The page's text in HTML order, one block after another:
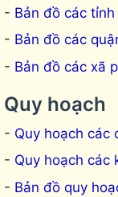
Bản đồ các
Bản đồ các
Bản đồ các xã
Quy hoạch
Quy hoạch các
Quy hoạch các
Bản đồ quy